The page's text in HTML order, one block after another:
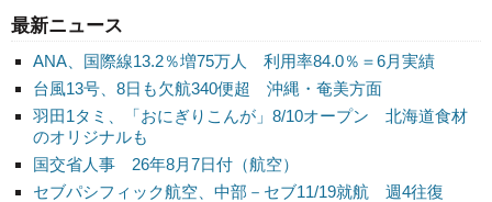
最新ニュース
ANA、国際線13.2％増75万人 利用率84.0％＝6月実績
台風13号、8日も欠航340便超 沖縄・奄美方面
羽田1タミ、「おにぎりこんが」8/10オープン 北海道食材
のオリジナルも
国交省人事 26年8月7日付（航空）
セブパシフィック航空、中部－セブ11/19就航 週4往復